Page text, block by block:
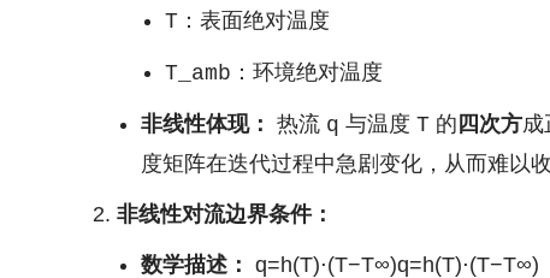
T ：表面绝对温度
T_amb ：环境绝对温度
非线性体现： 热流 q 与温度 T 的 四次方成
度矩阵在迭代过程中急剧变化，从而难以收
非线性对流边界条件：
数学描述： q=h(T)⋅(T−T∞)q=h(T)⋅(T−T∞)